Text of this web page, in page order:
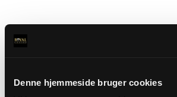
Denne hjemmeside bruger cookies